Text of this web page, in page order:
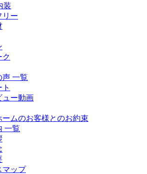
装
リー
ク
声 一覧
ュー動画
ームのお客様とのお約束
一覧
マップ